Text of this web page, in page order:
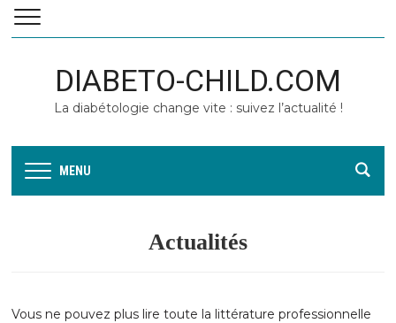
DIABETO-CHILD.COM
La diabétologie change vite : suivez l’actualité !
MENU
Actualités
Vous ne pouvez plus lire toute la littérature professionnelle